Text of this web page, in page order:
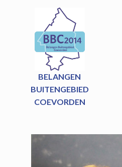
BELANGEN
BUITENGEBIED
COEVORDEN